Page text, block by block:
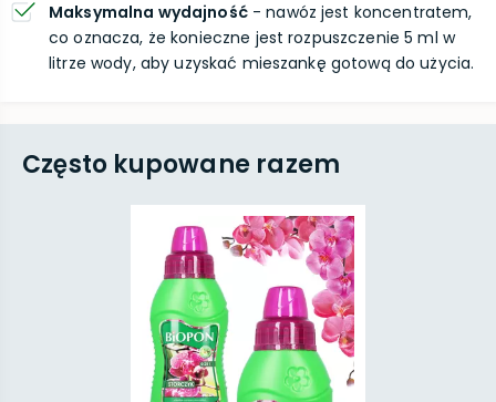
Maksymalna wydajność- nawóz jest koncentratem,
co oznacza, że konieczne jest rozpuszczenie 5 ml w
litrze wody, aby uzyskać mieszankę gotową do użycia.
Często kupowane razem